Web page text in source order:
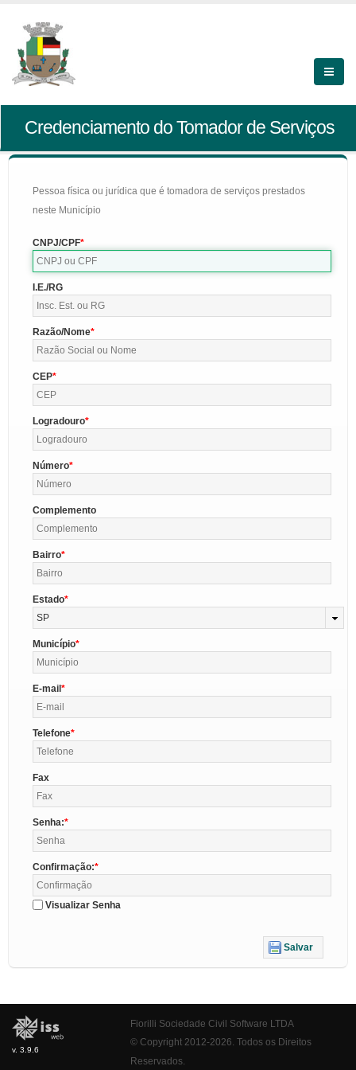
Credenciamento do Tomador de Serviços
Pessoa física ou jurídica que é tomadora de serviços prestados
neste Município
CNPJ/CPF
I.E./RG
Razão/Nome
CEP
Logradouro
Número
Complemento
Bairro
Estado
SP
Município
E-mail
Telefone
Fax
Senha:
Confirmação:
Visualizar Senha
Salvar
v. 3.9.6
Fiorilli Sociedade Civil Software LTDA
© Copyright 2012-2026. Todos os Direitos
Reservados.